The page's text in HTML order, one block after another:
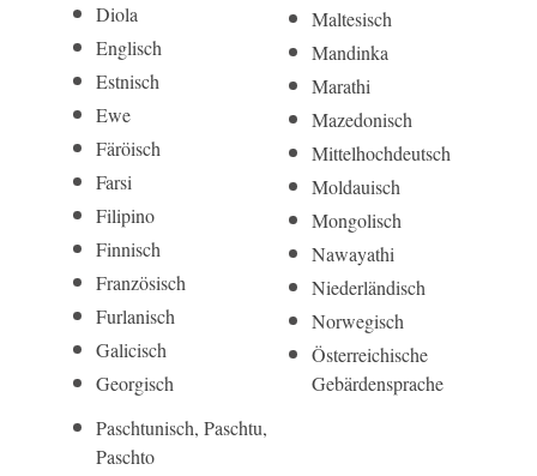
Diola
Englisch
Estnisch
Ewe
Färöisch
Farsi
Filipino
Finnisch
Französisch
Furlanisch
Galicisch
Georgisch
Maltesisch
Mandinka
Marathi
Mazedonisch
Mittelhoch­deutsch
Moldauisch
Mongolisch
Nawayathi
Niederländisch
Norwegisch
Öster­reichi­sche
Gebärden­sprache
Paschtunisch, Paschtu,
Paschto